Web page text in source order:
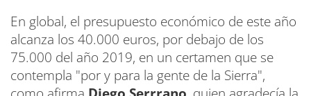
En global, el presupuesto económico de este año
alcanza los 40.000 euros, por debajo de los
75.000 del año 2019, en un certamen que se
contempla "por y para la gente de la Sierra",